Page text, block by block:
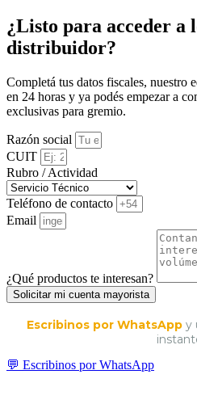
¿Listo para acceder a
distribuidor?
Completá tus datos fiscales, nuestro
en 24 horas y ya podés empezar a
exclusivas para gremio.
Razón social
CUIT
Rubro / Actividad
Teléfono de contacto
Email
¿Qué productos te interesan?
Solicitar mi cuenta mayorista
Escribinos por WhatsAppy
💬 Escribinos por WhatsApp